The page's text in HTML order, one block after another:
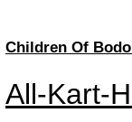
Children Of
All-Kart-